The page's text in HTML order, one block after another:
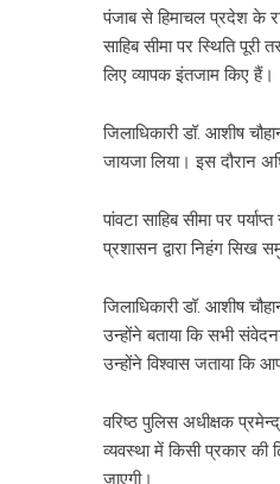
पंजाब से हिमाचल प्रदेश के
साहिब सीमा पर स्थिति
लिए व्यापक इंतजाम किए हैं।
जिलाधिकारी डॉ. आशीष
जायजा लिया। इस दौरान
पांवटा साहिब सीमा पर
प्रशासन द्वारा निहंग सिख
जिलाधिकारी डॉ. आशीष
उन्होंने बताया कि सभी
उन्होंने विश्वास जताया कि
वरिष्ठ पुलिस अधीक्षक
व्यवस्था में किसी प्रकार की
जाएगी।